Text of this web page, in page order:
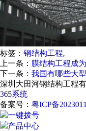
标签： 钢结构工程,
上一条： 膜结构工程成
下一条： 我国有哪些大
深圳大田河钢结构工程
365系统
备案号： 粤ICP备
一键拨号
产品中心